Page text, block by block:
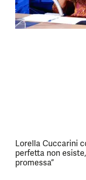
Lorella Cuccarini
perfetta non
promessa”